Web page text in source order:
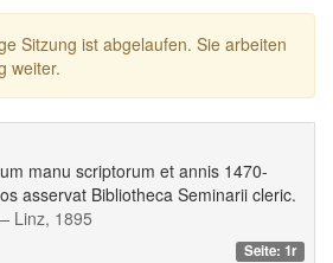
Sitzung ist abgelaufen. Sie arbeiten
weiter.
manu scriptorum et annis 1470-
asservat Bibliotheca Seminarii cleric.
Linz, 1895
Seite: 1r